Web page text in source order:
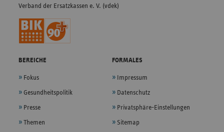
Verband der Ersatzkassen e. V. (vdek)
BEREICHE
Fokus
Gesundheitspolitik
Presse
Themen
FORMALES
Impressum
Datenschutz
Privatsphäre-Einstellungen
Sitemap